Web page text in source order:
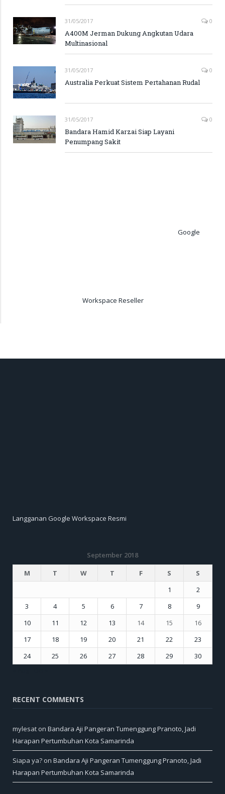
31/05/2017 0
A400M Jerman Dukung Angkutan Udara
Multinasional
31/05/2017 0
Australia Perkuat Sistem Pertahanan Rudal
31/05/2017 0
Bandara Hamid Karzai Siap Layani
Penumpang Sakit
Google
Workspace Reseller
Langganan Google Workspace Resmi
September 2018
M
T W T F S
S
1
2
3
4 5 6 7 8
9
10
11 12 13 14 15
16
17
18 19 20 21 22
23
24
25 26 27 28 29
30
RECENT COMMENTS
mylesat on Bandara Aji Pangeran Tumenggung Pranoto, Jadi
Harapan Pertumbuhan Kota Samarinda
Siapa ya? on Bandara Aji Pangeran Tumenggung Pranoto, Jadi
Harapan Pertumbuhan Kota Samarinda